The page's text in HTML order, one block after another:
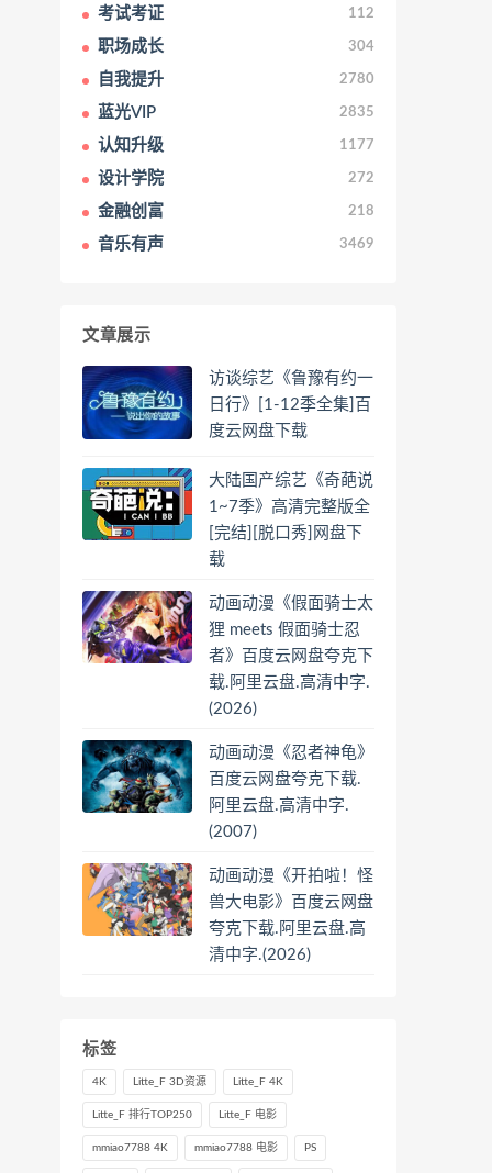
考试考证 112
职场成长 304
自我提升 2780
蓝光VIP 2835
认知升级 1177
设计学院 272
金融创富 218
音乐有声 3469
文章展示
访谈综艺《鲁豫有约一
日行》[1-12季全集]百
度云网盘下载
大陆国产综艺《奇葩说
1~7季》高清完整版全
[完结][脱口秀]网盘下
载
动画动漫《假面骑士太
狸 meets 假面骑士忍
者》百度云网盘夸克下
载.阿里云盘.高清中字.
(2026)
动画动漫《忍者神龟》
百度云网盘夸克下载.
阿里云盘.高清中字.
(2007)
动画动漫《开拍啦！怪
兽大电影》百度云网盘
夸克下载.阿里云盘.高
清中字.(2026)
标签
4K Litte_F 3D资源 Litte_F 4K
Litte_F 排行TOP250 Litte_F 电影
mmiao7788 4K mmiao7788 电影 PS